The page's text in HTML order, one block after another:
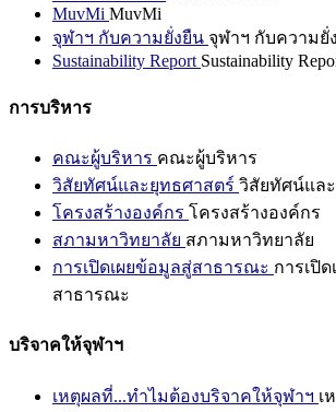
MuvMi MuvMi
จุฬาฯ กับความยั่งยืน จุฬาฯ กับความยั่
Sustainability Report Sustainability
การบริหาร
คณะผู้บริหาร คณะผู้บริหาร
วิสัยทัศน์และยุทธศาสตร์ วิสัยทัศน์แล
โครงสร้างองค์กร โครงสร้างองค์กร
สภามหาวิทยาลัย สภามหาวิทยาลัย
การเปิดเผยข้อมูลสู่สาธารณะ การเปิ
สาธารณะ
บริจาคให้จุฬาฯ
เหตุผลที่...ทำไมต้องบริจาคให้จุฬาฯ เ